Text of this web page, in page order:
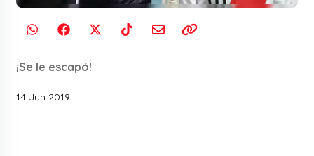
¡Se le escapó!
14 Jun 2019